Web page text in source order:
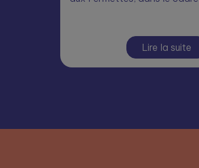
Lire la suite